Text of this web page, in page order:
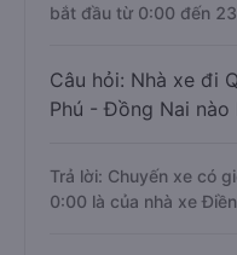
bắt đầu từ 0:00 đến
Câu hỏi: Nhà xe đi
Phú - Đồng Nai nào
Trả lời: Chuyến xe có
0:00 là của nhà xe